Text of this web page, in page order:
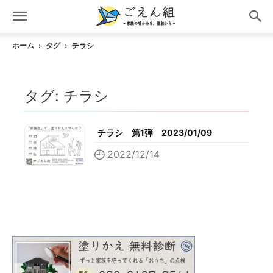
ホーム タグ チラシ
タグ: チラシ
チラシ 第1弾 2023/01/09
2022/12/14